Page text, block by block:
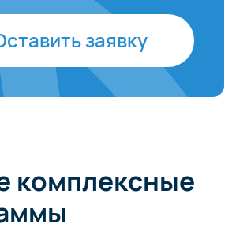
заявку
комплексные